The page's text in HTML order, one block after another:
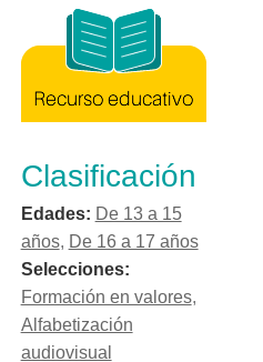
Clasificación
Edades: De 13 a 15
años, De 16 a 17 años
Selecciones:
Formación en valores,
Alfabetización
audiovisual